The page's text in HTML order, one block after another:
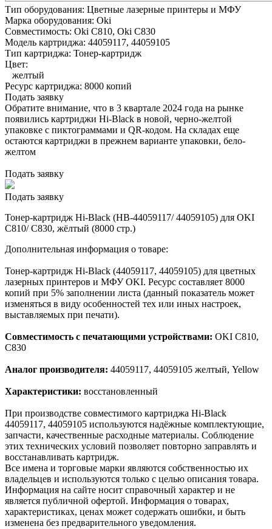
Тип оборудования: Цветные лазерные принтеры и МФУ
Марка оборудования: Oki
Совместимость: Oki C810, Oki C830
Модель картриджа: 44059117, 44059105
Тип картриджа: Тонер-картридж
Цвет:
желтый
Ресурс картриджа: 8000 копий
Подать заявку
Обратите внимание, что в 3 квартале 2024 года на рынке
появились картриджи Hi-Black в новой, черно-желтой
упаковке с пиктограммами и QR-кодом. На складах еще
остаются картриджи в прежнем варианте упаковки, бело-
желтом
Подать заявку
Подать заявку
Тонер-картридж Hi-Black (HB-44059117/ 44059105) для OKI
C810/ C830, жёлтый (8000 стр.)
Дополнительная информация о товаре:
Тонер-картридж Hi-Black (44059117, 44059105) для цветных
лазерных принтеров и МФУ OKI. Ресурс составляет 8000
копий при 5% заполнении листа (данный показатель может
изменяться в виду особенностей тех или иных настроек,
выставляемых при печати).
Совместимость с печатающими устройствами: OKI C810,
C830
Аналог производителя: 44059117, 44059105 желтый, Yellow
Характеристики: восстановленный
При производстве совместимого картриджа Hi-Black
44059117, 44059105 используются надёжные комплектующие,
запчасти, качественные расходные материалы. Соблюдение
этих технических условий позволяет повторно заправлять и
восстанавливать картридж.
Все имена и торговые марки являются собственностью их
владельцев и используются только с целью описания товара.
Информация на сайте носит справочный характер и не
является публичной офертой. Информация о товарах,
характеристиках, ценах может содержать ошибки, и быть
изменена без предварительного уведомления.